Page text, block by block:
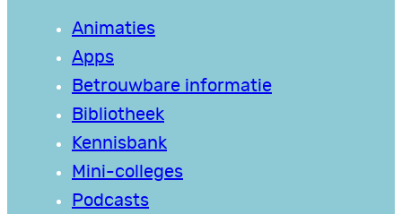
Animaties
Apps
Betrouwbare informatie
Bibliotheek
Kennisbank
Mini-colleges
Podcasts